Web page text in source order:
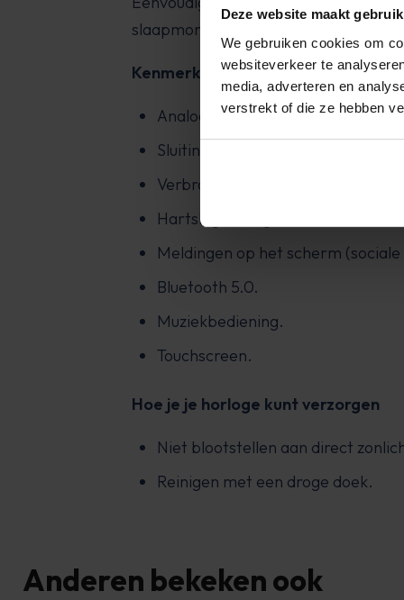
Deze website maakt
We gebruiken cookies om
websiteverkeer te
media, adverteren en
verstrekt of die ze hebben
slaapmonitoring om je rusturen bij te
Kenmerken
Analoog horloge.
Sluiting met gesp.
Verbrande calorieën.
Hartslagmeting.
Meldingen op het scherm
Bluetooth 5.0.
Muziekbediening.
Touchscreen.
Hoe je je horloge kunt verzorgen
Niet blootstellen aan direct
Reinigen met een droge doek.
Anderen bekeken ook